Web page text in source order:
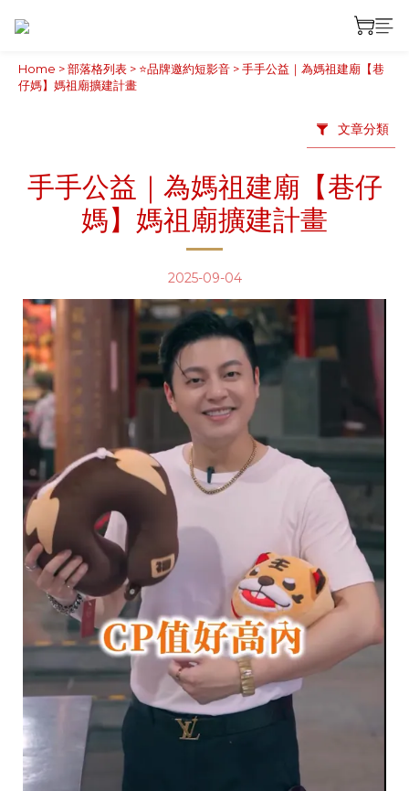
Home >部落格列表 > ⭐品牌邀約短影音 >手手公益｜為媽祖建廟【巷
仔媽】媽祖廟擴建計畫
文章分類
手手公益｜為媽祖建廟【巷仔
媽】媽祖廟擴建計畫
2025-09-04